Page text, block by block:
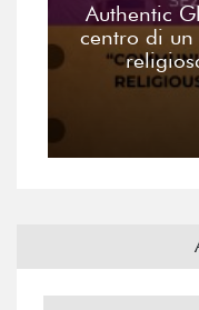
Authentic
centro di